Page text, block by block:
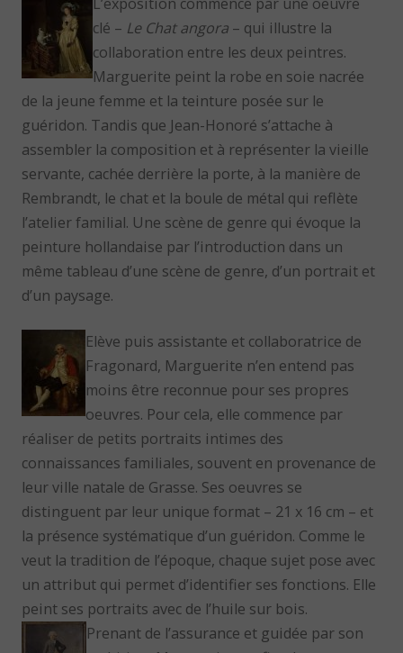
clé – Le Chat angora – qui illustre la
collaboration entre les deux peintres.
Marguerite peint la robe en soie nacrée
de la jeune femme et la teinture posée sur le
guéridon. Tandis que Jean-Honoré s’attache à
assembler la composition et à représenter la vieille
servante, cachée derrière la porte, à la manière de
Rembrandt, le chat et la boule de métal qui reflète
l’atelier familial. Une scène de genre qui évoque la
peinture hollandaise par l’introduction dans un
même tableau d’une scène de genre, d’un portrait et
d’un paysage.
Elève puis assistante et collaboratrice de
Fragonard, Marguerite n’en entend pas
moins être reconnue pour ses propres
oeuvres. Pour cela, elle commence par
réaliser de petits portraits intimes des
connaissances familiales, souvent en provenance de
leur ville natale de Grasse. Ses oeuvres se
distinguent par leur unique format – 21 x 16 cm – et
la présence systématique d’un guéridon. Comme le
veut la tradition de l’époque, chaque sujet pose avec
un attribut qui permet d’identifier ses fonctions. Elle
peint ses portraits avec de l’huile sur bois.
Prenant de l’assurance et guidée par son